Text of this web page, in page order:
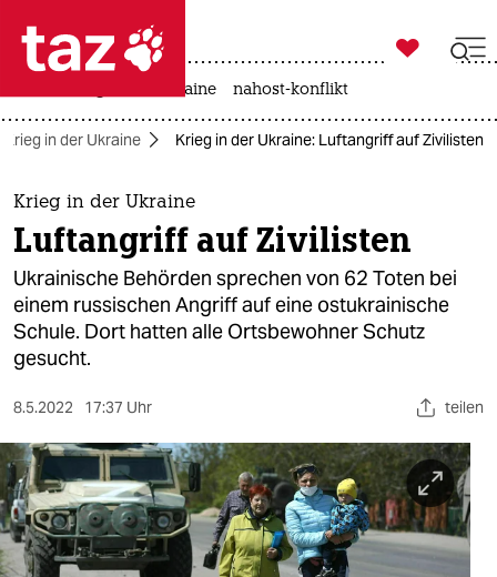
 taz zahl ich
taz zahl ich
themen
politik
öko
gesellschaft
kultur
sport
berlin
nord

taz zahl ich
krieg in der ukraine nahost-konflikt
Krieg in der Ukraine Krieg in der Ukraine: Luftangriff auf Zivilisten
Krieg in der Ukraine
Luftangriff auf Zivilisten
Ukrainische Behörden sprechen von 62 Toten bei
einem russischen Angriff auf eine ostukrainische
Schule. Dort hatten alle Ortsbewohner Schutz
gesucht.
8.5.2022 17:37 Uhr teilen